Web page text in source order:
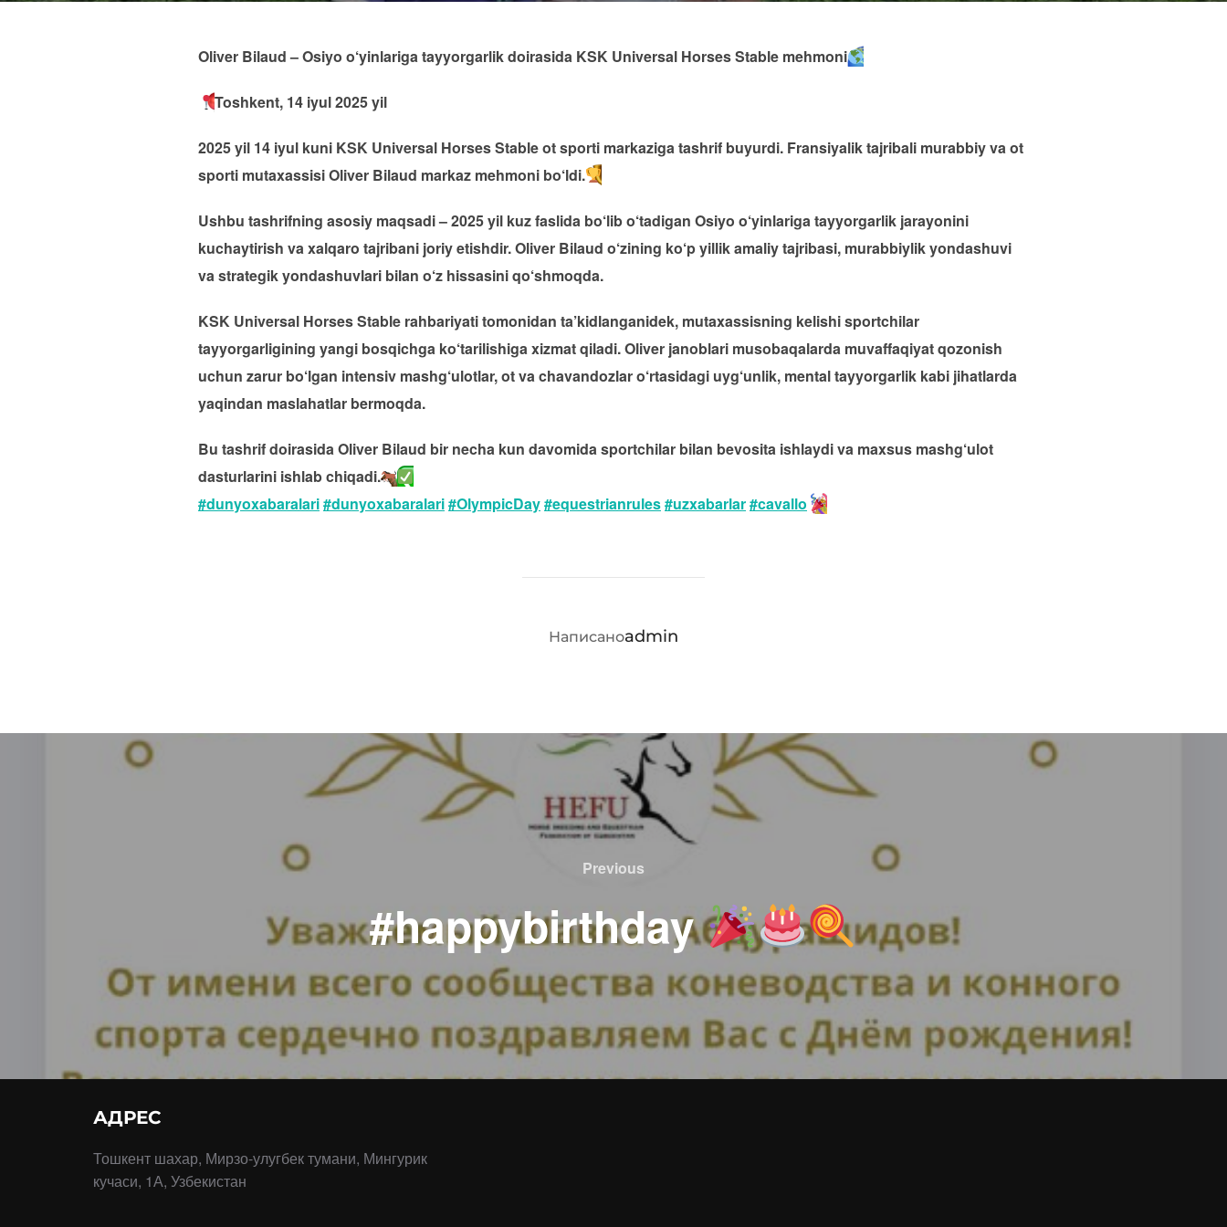
Oliver Bilaud – Osiyo o‘yinlariga tayyorgarlik doirasida KSK Universal Horses Stable mehmoni
Toshkent, 14 iyul 2025 yil
2025 yil 14 iyul kuni KSK Universal Horses Stable ot sporti markaziga tashrif buyurdi. Fransiyalik tajribali murabbiy va ot
sporti mutaxassisi Oliver Bilaud markaz mehmoni bo‘ldi.
Ushbu tashrifning asosiy maqsadi – 2025 yil kuz faslida bo‘lib o‘tadigan Osiyo o‘yinlariga tayyorgarlik jarayonini
kuchaytirish va xalqaro tajribani joriy etishdir. Oliver Bilaud o‘zining ko‘p yillik amaliy tajribasi, murabbiylik yondashuvi
va strategik yondashuvlari bilan o‘z hissasini qo‘shmoqda.
KSK Universal Horses Stable rahbariyati tomonidan ta’kidlanganidek, mutaxassisning kelishi sportchilar
tayyorgarligining yangi bosqichga ko‘tarilishiga xizmat qiladi. Oliver janoblari musobaqalarda muvaffaqiyat qozonish
uchun zarur bo‘lgan intensiv mashg‘ulotlar, ot va chavandozlar o‘rtasidagi uyg‘unlik, mental tayyorgarlik kabi jihatlarda
yaqindan maslahatlar bermoqda.
Bu tashrif doirasida Oliver Bilaud bir necha kun davomida sportchilar bilan bevosita ishlaydi va maxsus mashg‘ulot
dasturlarini ishlab chiqadi.
#dunyoxabaralari#dunyoxabaralari#OlympicDay#equestrianrules#uzxabarlar#cavallo
АВТОР ЗАПИСИ
Написаноadmin
Навигация
Previous
Previous
#happybirthday
АДРЕС
Тошкент шахар, Мирзо-улугбек тумани, Мингурик
кучаси, 1А, Узбекистан